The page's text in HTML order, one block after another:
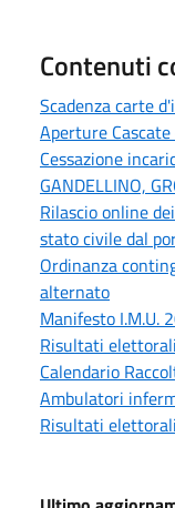
Contenuti
Scadenza carte
Aperture
Cessazione
GANDELLINO,
Rilascio online
stato civile dal
Ordinanza
alternato
Manifesto I.M.U.
Risultati
Calendario
Ambulatori
Risultati